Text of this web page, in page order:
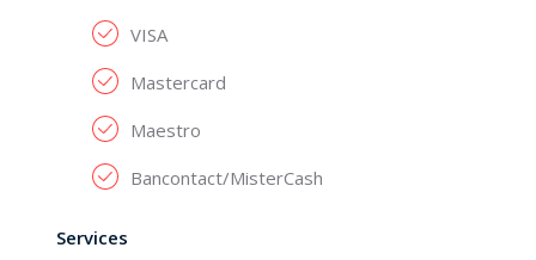
VISA
Mastercard
Maestro
Bancontact/MisterCash
Services